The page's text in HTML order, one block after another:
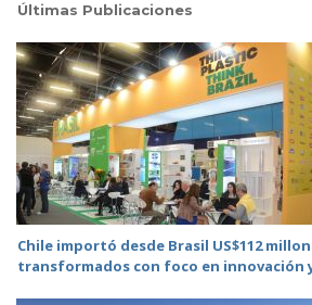
Últimas Publicaciones
Chile importó desde Brasil US$112
transformados con foco en innovación